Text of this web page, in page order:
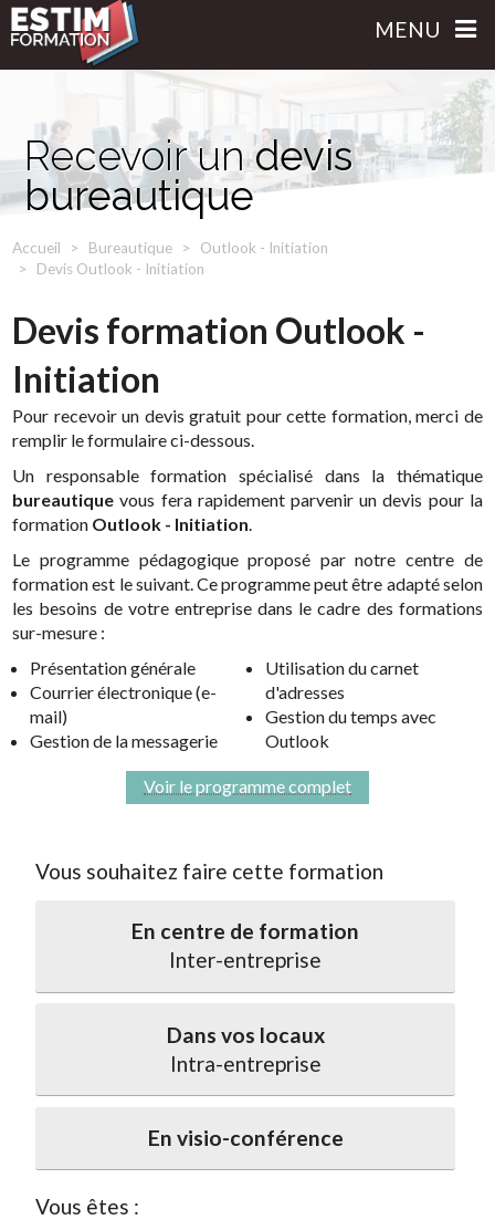
MENU
Recevoir undevis
bureautique
Accueil Bureautique
Outlook - Initiation
Devis Outlook - Initiation
Devis formation Outlook -
Initiation
Pour recevoir un devis gratuit pour cette formation, merci de
remplir le formulaire ci-dessous.
Un responsable formation spécialisé dans la thématique
bureautique vous fera rapidement parvenir un devis pour la
formation Outlook - Initiation.
Le programme pédagogique proposé par notre centre de
formation est le suivant. Ce programme peut être adapté selon
les besoins de votre entreprise dans le cadre des formations
sur-mesure :
Présentation générale
Courrier électronique (e-
mail)
Gestion de la messagerie
Utilisation du carnet
d'adresses
Gestion du temps avec
Outlook
Voir le programme complet
Vous souhaitez faire cette formation
En centre de formation
Inter-entreprise
Dans vos locaux
Intra-entreprise
En visio-conférence
Vous êtes :